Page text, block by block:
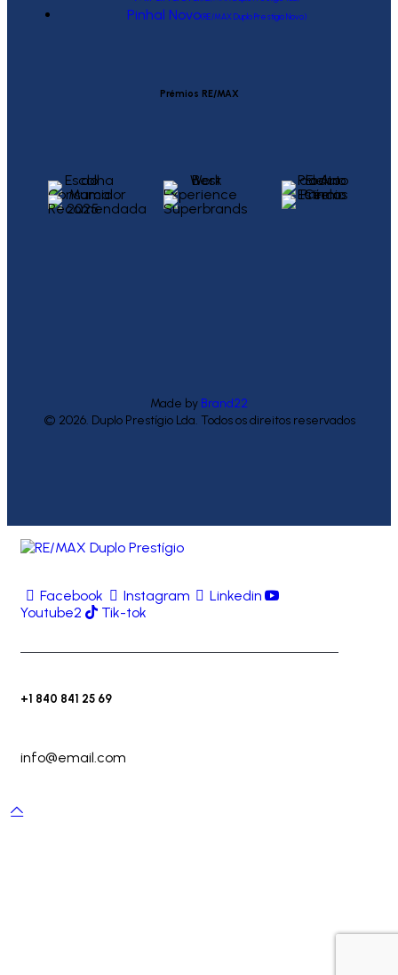
Pinhal Novo(RE/MAX Duplo Prestígio Novo)
Prémios RE/MAX
Made by Brand22
© 2026. Duplo Prestígio Lda. Todos os direitos reservados
Facebook Instagram
Linkedin
Youtube2
Tik-tok
+1 840 841 25 69
info@email.com